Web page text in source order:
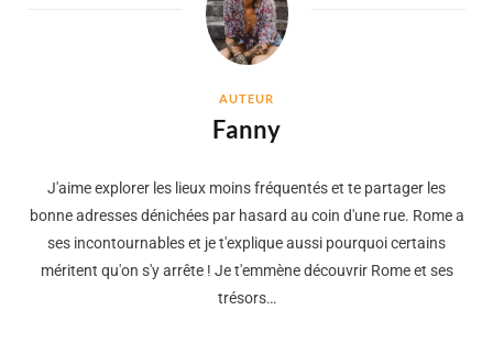
AUTEUR
Fanny
J'aime explorer les lieux moins fréquentés et te partager les
bonne adresses dénichées par hasard au coin d'une rue. Rome a
ses incontournables et je t'explique aussi pourquoi certains
méritent qu'on s'y arrête ! Je t'emmène découvrir Rome et ses
trésors…